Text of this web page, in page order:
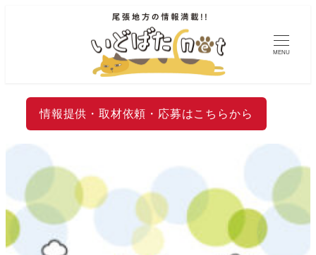
MENU
情報提供・取材依頼・応募はこちらから